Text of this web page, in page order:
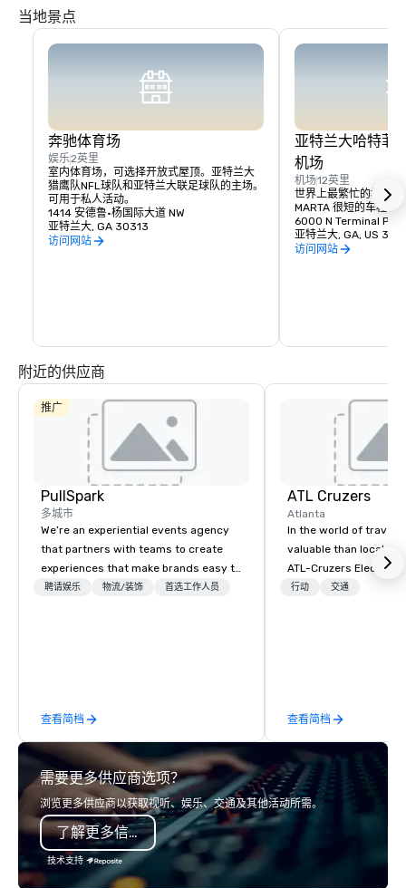
当地景点
奔驰体育场
娱乐2英里
室内体育场，可选择开放式屋顶。亚特兰大
猎鹰队NFL球队和亚特兰大联足球队的主场。
可用于私人活动。
1414 安德鲁·杨国际大道 NW
亚特兰大, GA 30313
访问网站
亚特兰大哈特菲
机场
机场12英里
世界上最繁忙的机场
MARTA 很短的车程。
6000 N Terminal
亚特兰大, GA, US
访问网站
附近的供应商
推广
PullSpark
多城市
We’re an experiential events agency
that partners with teams to create
experiences that make brands easy to
love and hard to forget. Most
聘请娱乐 物流/装饰 首选工作人员
查看简档
ATL Cruzers
Atlanta
In the world of travel,
valuable than local
ATL-Cruzers Electric
Tours believe our
experience all that
These city tours of
visitors and residents
scoop on the best
eat when visiting
provide in-depth
行动 交通
查看简档
需要更多供应商选项？
浏览更多供应商以获取视听、娱乐、交通及其他活动所需。
了解更多信息
技术支持